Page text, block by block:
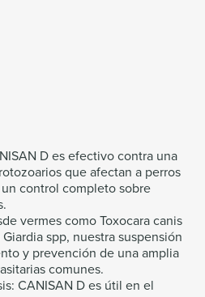
D es efectivo contra una
que afectan a perros
control completo sobre
vermes como Toxocara canis
spp, nuestra suspensión
y prevención de una amplia
comunes.
CANISAN D es útil en el